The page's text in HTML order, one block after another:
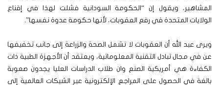
المشاهير، ويقول إن “الحكومة السودانية فشلت لهذا في إقناع
الولايات المتحدة في رفع العقوبات، لأنها حكومة عدوة نفسها”.
ويرى عبد الله أن العقوبات لا تشمل الصحة والزراعة إلى جانب تخفيفها
عن في مجال تبادل التقنية المعلوماتية، ويعتقد أن الأجهزة الطبية ذات
الكفاءة هي أمريكية الصنع وان طلاب الدراسات العليا يجدون صعوبة
بالغة في الحصول على المراجع الإلكترونية عبر الشبكات العالمية إلى